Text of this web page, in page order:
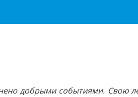
добрыми событиями. Свою